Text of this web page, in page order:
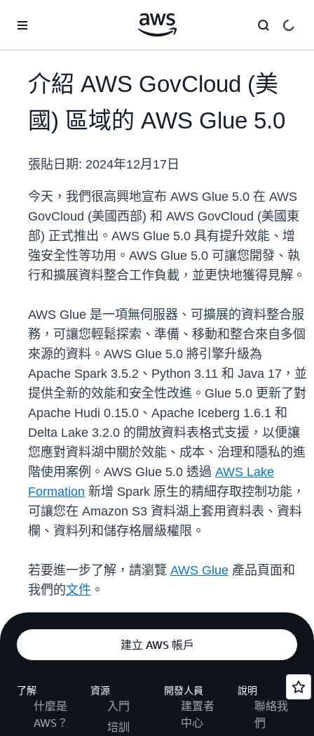
介紹 AWS GovCloud (美
國) 區域的 AWS Glue 5.0
張貼日期: 2024年12月17日
今天，我們很高興地宣布 AWS Glue 5.0 在 AWS
GovCloud (美國西部) 和 AWS GovCloud (美國東
部) 正式推出。AWS Glue 5.0 具有提升效能、增
強安全性等功用。AWS Glue 5.0 可讓您開發、執
行和擴展資料整合工作負載，並更快地獲得見解。
AWS Glue 是一項無伺服器、可擴展的資料整合服
務，可讓您輕鬆探索、準備、移動和整合來自多個
來源的資料。AWS Glue 5.0 將引擎升級為
Apache Spark 3.5.2、Python 3.11 和 Java 17，並
提供全新的效能和安全性改進。Glue 5.0 更新了對
Apache Hudi 0.15.0、Apache Iceberg 1.6.1 和
Delta Lake 3.2.0 的開放資料表格式支援，以便讓
您應對資料湖中關於效能、成本、治理和隱私的進
階使用案例。AWS Glue 5.0 透過 AWS Lake
Formation 新增 Spark 原生的精細存取控制功能，
可讓您在 Amazon S3 資料湖上套用資料表、資料
欄、資料列和儲存格層級權限。
若要進一步了解，請瀏覽 AWS Glue 產品頁面和
我們的文件 。
建立 AWS 帳戶
了解
什麼是
AWS？
資源
入門
培訓
開發人員
建置者
中心
說明
聯絡我
們